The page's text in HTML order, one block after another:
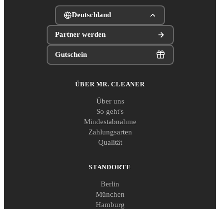
Deutschland
Partner werden
Gutschein
ÜBER MR. CLEANER
Über uns
So geht's
Mindestabnahme
Zahlungsarten
Qualität
STANDORTE
Berlin
München
Hamburg